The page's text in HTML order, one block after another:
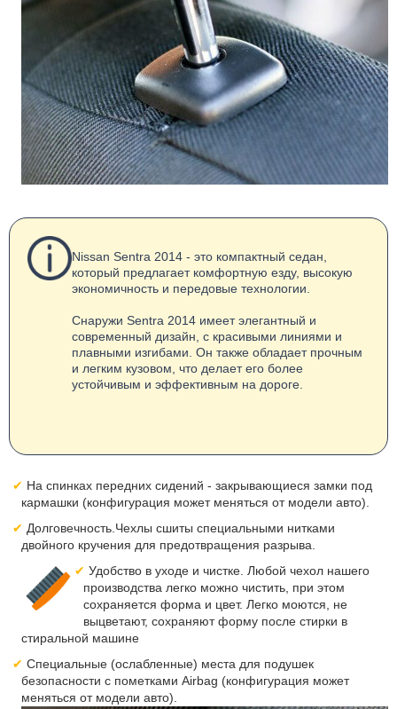
Nissan Sentra 2014 - это компактный седан,
который предлагает комфортную езду, высокую
экономичность и передовые технологии.
Снаружи Sentra 2014 имеет элегантный и
современный дизайн, с красивыми линиями и
плавными изгибами. Он также обладает прочным
и легким кузовом, что делает его более
устойчивым и эффективным на дороге.
На спинках передних сидений - закрывающиеся замки под
кармашки (конфигурация может меняться от модели авто).
Долговечность.Чехлы сшиты специальными нитками
двойного кручения для предотвращения разрыва.
Удобство в уходе и чистке. Любой чехол нашего
производства легко можно чистить, при этом
сохраняется форма и цвет. Легко моются, не
выцветают, сохраняют форму после стирки в
стиральной машине
Специальные (ослабленные) места для подушек
безопасности с пометками Airbag (конфигурация может
меняться от модели авто).